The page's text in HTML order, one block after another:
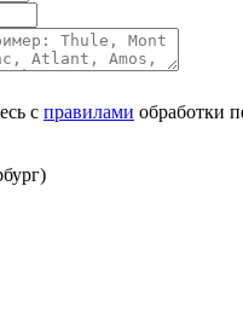
с правилами обработки